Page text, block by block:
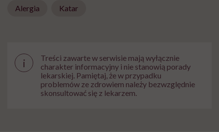
Alergia Katar
i
Treści zawarte w serwisie mają wyłącznie
charakter informacyjny i nie stanowią porady
lekarskiej. Pamiętaj, że w przypadku
problemów ze zdrowiem należy bezwzględnie
skonsultować się z lekarzem.